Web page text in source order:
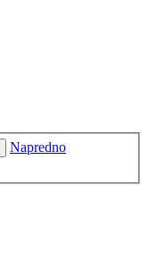
Napredno